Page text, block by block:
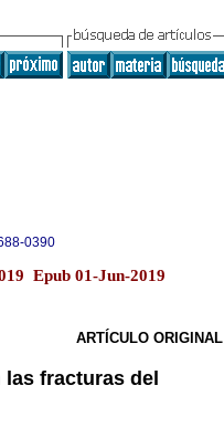
0390
Epub 01-Jun-2019
ARTÍCULO ORIGINAL
las fracturas del